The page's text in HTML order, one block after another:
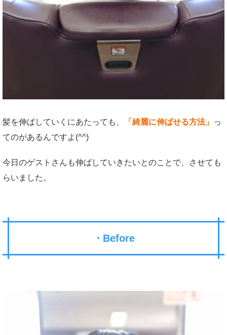
髪を伸ばしていくにあたっても、 「綺麗に伸ばせる方法」 っ
てのがあるんですよ(^^)
今日のゲストさんも伸ばしていきたいとのことで、させても
らいました。
・Before